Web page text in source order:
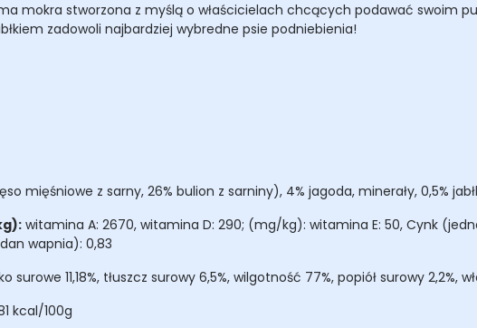
mokra stworzona z myślą o właścicielach chcących podawać swoim
zadowoli najbardziej wybredne psie podniebienia!
mięśniowe z sarny, 26% bulion z sarniny), 4% jagoda, minerały, 0,5%
witamina A: 2670, witamina D: 290; (mg/kg): witamina E: 50, Cynk
wapnia): 0,83
surowe 11,18%, tłuszcz surowy 6,5%, wilgotność 77%, popiół surowy
kcal/100g